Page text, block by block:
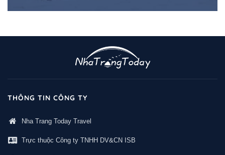
THÔNG TIN CÔNG TY
Nha Trang Today Travel
Trực thuộc Công ty TNHH DV&CN ISB